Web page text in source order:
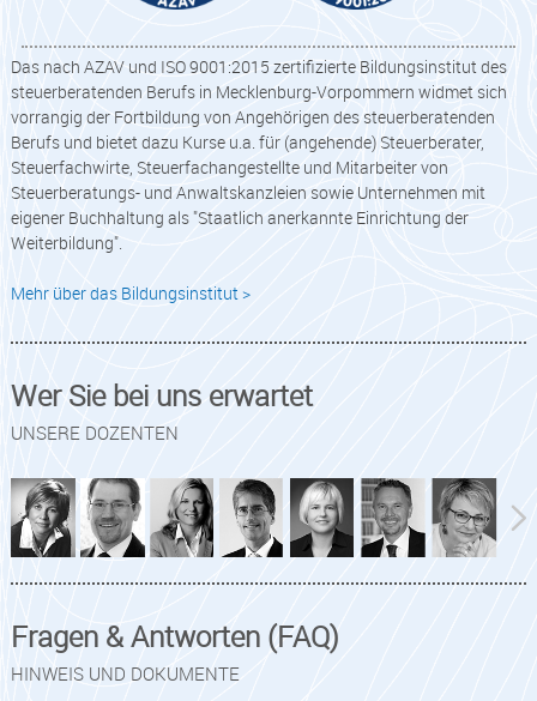
Das nach AZAV und ISO 9001:2015 zertifizierte Bildungsinstitut des
steuerberatenden Berufs in Mecklenburg-Vorpommern widmet sich
vorrangig der Fortbildung von Angehörigen des steuerberatenden
Berufs und bietet dazu Kurse u.a. für (angehende) Steuerberater,
Steuerfachwirte, Steuerfachangestellte und Mitarbeiter von
Steuerberatungs- und Anwaltskanzleien sowie Unternehmen mit
eigener Buchhaltung als "Staatlich anerkannte Einrichtung der
Weiterbildung".
Mehr über das Bildungsinstitut >
Wer Sie bei uns erwartet
UNSERE DOZENTEN
Fragen & Antworten (FAQ)
HINWEIS UND DOKUMENTE